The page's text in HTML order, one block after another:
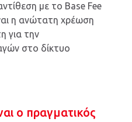
με το Base Fee
η ανώτατη χρέωση
για την
στο δίκτυο
ο πραγματικός